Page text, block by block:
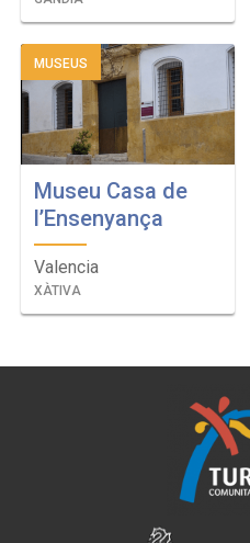
MUSEUS
Museu Casa de
l’Ensenyança
Valencia
XÀTIVA